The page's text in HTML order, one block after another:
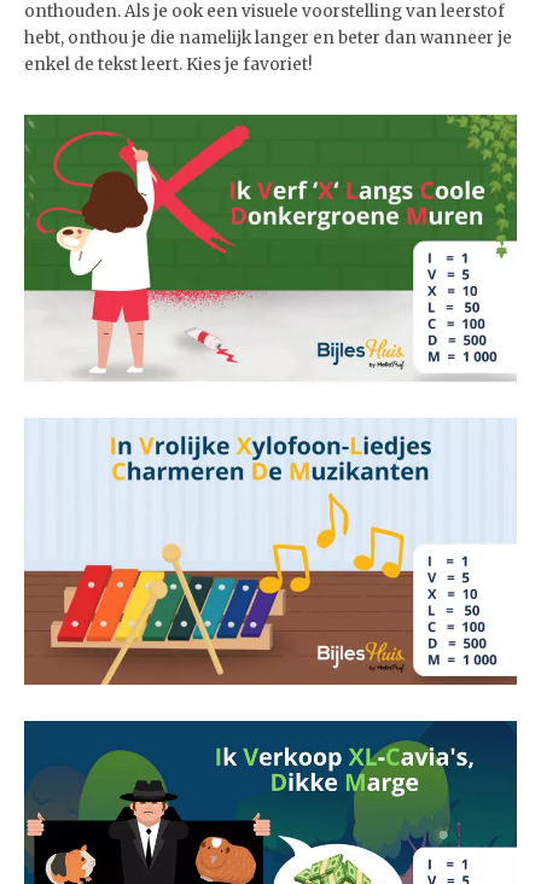
onthouden. Als je ook een visuele voorstelling van leerstof
hebt, onthou je die namelijk langer en beter dan wanneer je
enkel de tekst leert. Kies je favoriet!